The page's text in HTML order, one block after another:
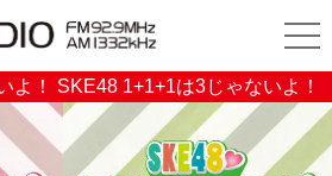
よ！ SKE48 1+1+1は3じゃないよ！